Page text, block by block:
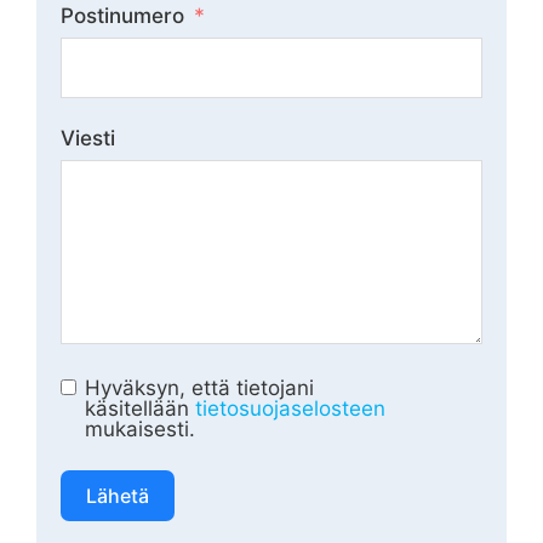
Postinumero
Viesti
Hyväksyn, että tietojani
käsitellään tietosuojaselosteen
mukaisesti.
Lähetä